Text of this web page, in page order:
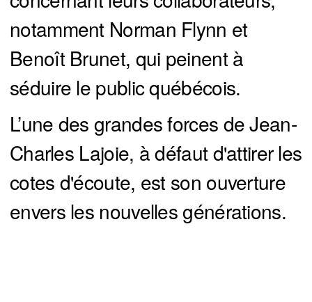
notamment Norman Flynn et
Benoît Brunet, qui peinent à
séduire le public québécois.
L’une des grandes forces de Jean-
Charles Lajoie, à défaut d'attirer les
cotes d'écoute, est son ouverture
envers les nouvelles générations.